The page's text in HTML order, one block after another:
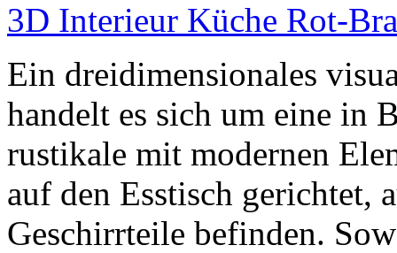
3D Interieur Küche Rot-
Ein dreidimensionales
handelt es sich um eine in
rustikale mit modernen
auf den Esstisch gerichtet,
Geschirrteile befinden.